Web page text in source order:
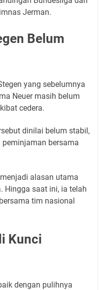
Jerman.
Belum
yang sebelumnya
Neuer masih belum
cedera.
dinilai belum stabil,
bersama
alasan utama
Hingga saat ini, ia telah
tim nasional
Kunci
dengan pulihnya